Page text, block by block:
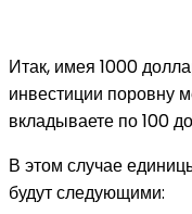
Итак, имея 1000
инвестиции поровну
вкладываете по 100
В этом случае
будут следующими: